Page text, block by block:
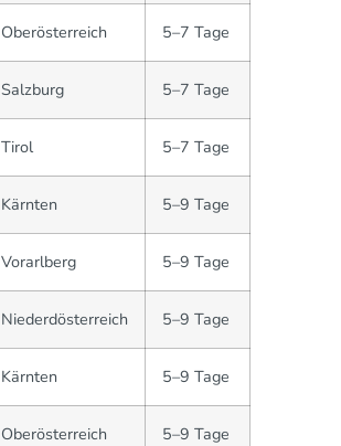
Oberösterreich 5–7 Tage
Salzburg 5–7 Tage
Tirol 5–7 Tage
Kärnten 5–9 Tage
Vorarlberg 5–9 Tage
Niederdösterreich 5–9 Tage
Kärnten 5–9 Tage
Oberösterreich 5–9 Tage